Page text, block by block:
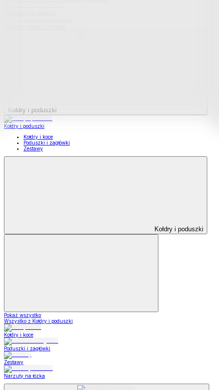
Kołdry i poduszki
Kołdry i poduszki
Kołdry i koce
Poduszki i zagłówki
Zestawy
Kołdry i poduszki
Pokaż wszystko
Wszystko z Kołdry i poduszki
Kołdry i koce
Poduszki i zagłówki
Zestawy
Narzuty na łózka